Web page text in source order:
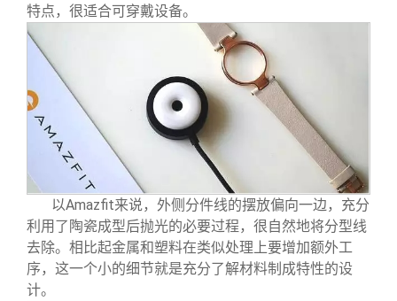
特点，很适合可穿戴设备。
以Amazfit来说，外侧分件线的摆放偏向一边，充分
利用了陶瓷成型后抛光的必要过程，很自然地将分型线
去除。相比起金属和塑料在类似处理上要增加额外工
序，这一个小的细节就是充分了解材料制成特性的设
计。